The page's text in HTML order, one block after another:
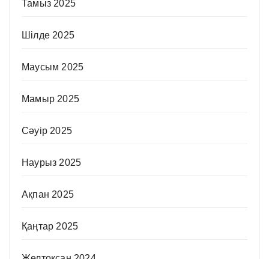
Тамыз 2025
Шілде 2025
Маусым 2025
Мамыр 2025
Сәуір 2025
Наурыз 2025
Ақпан 2025
Қаңтар 2025